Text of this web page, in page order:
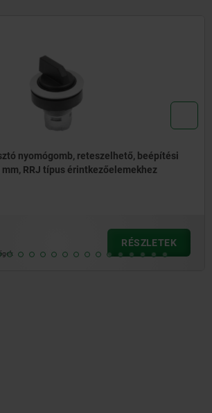
nyomógomb, beszerelési
RRJ típus, érintkezőelemekhez
RÉSZLETEK